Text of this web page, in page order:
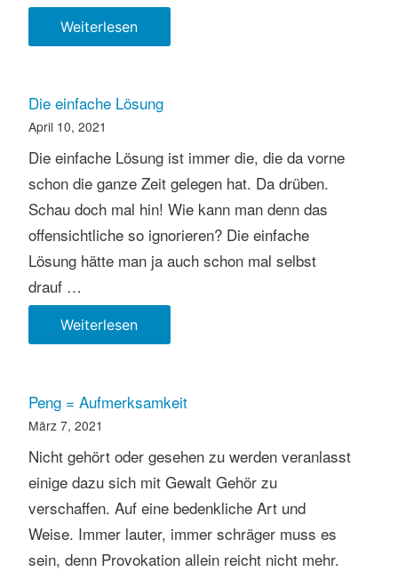
WeiterlesenWer
spaltet
die
Die einfache Lösung
April 10, 2021
Die einfache Lösung ist immer die, die da vorne
schon die ganze Zeit gelegen hat. Da drüben.
Schau doch mal hin! Wie kann man denn das
offensichtliche so ignorieren? Die einfache
Lösung hätte man ja auch schon mal selbst
drauf …
WeiterlesenDie
einfache
Peng = Aufmerksamkeit
März 7, 2021
Nicht gehört oder gesehen zu werden veranlasst
einige dazu sich mit Gewalt Gehör zu
verschaffen. Auf eine bedenkliche Art und
Weise. Immer lauter, immer schräger muss es
sein, denn Provokation allein reicht nicht mehr.